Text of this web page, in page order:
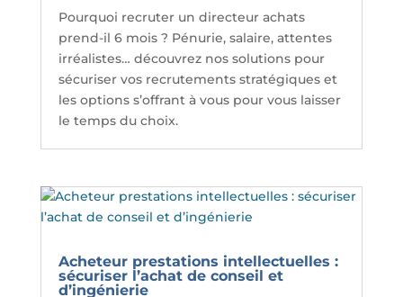
Pourquoi recruter un directeur achats
prend-il 6 mois ? Pénurie, salaire, attentes
irréalistes… découvrez nos solutions pour
sécuriser vos recrutements stratégiques et
les options s’offrant à vous pour vous laisser
le temps du choix.
Acheteur prestations intellectuelles :
sécuriser l’achat de conseil et
d’ingénierie